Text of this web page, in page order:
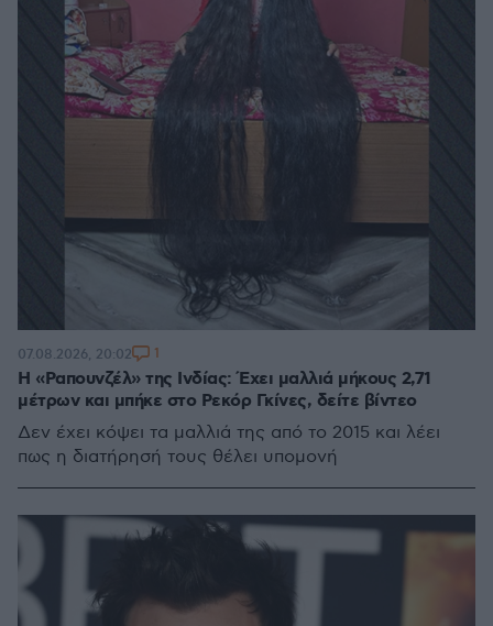
Η «Ραπουνζέλ» της Ινδίας: Έχει μαλλιά μήκους 2,71
μέτρων και μπήκε στο Ρεκόρ Γκίνες, δείτε βίντεο
Δεν έχει κόψει τα μαλλιά της από το 2015 και λέει
πως η διατήρησή τους θέλει υπομονή
07.08.2026, 20:02 1